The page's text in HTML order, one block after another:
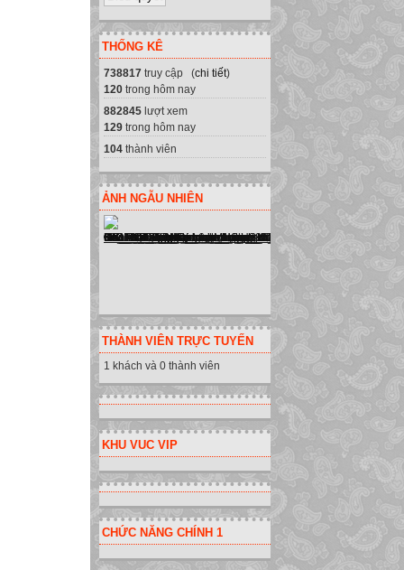
THỐNG KÊ
738817 truy cập (chi tiết)
120 trong hôm nay
882845 lượt xem
129 trong hôm nay
104 thành viên
ẢNH NGẪU NHIÊN
THÀNH VIÊN TRỰC TUYẾN
1 khách và 0 thành viên
KHU VUC VIP
CHỨC NĂNG CHÍNH 1